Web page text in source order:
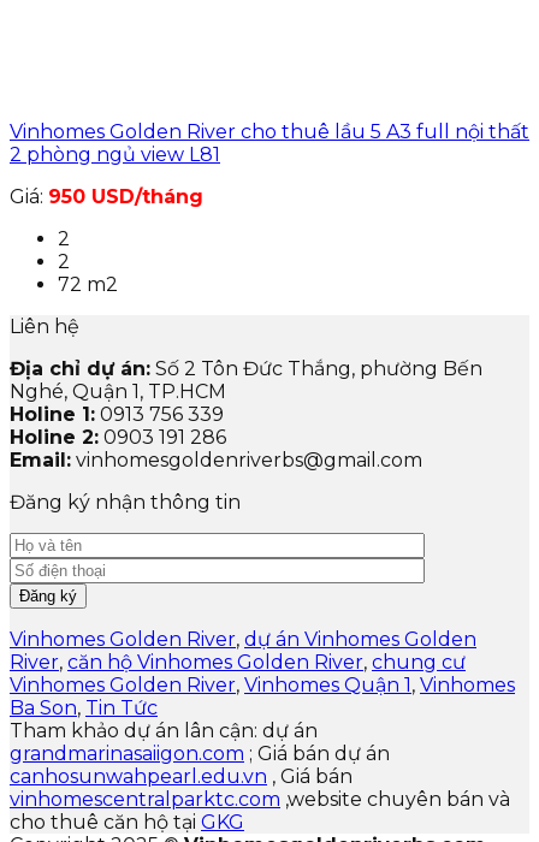
Vinhomes Golden River cho thuê lầu 5 A3 full nội thất
2 phòng ngủ view L81
Giá: 950 USD/tháng
2
2
72 m2
Liên hệ
Địa chỉ dự án: Số 2 Tôn Đức Thắng, phường Bến
Nghé, Quận 1, TP.HCM
Holine 1: 0913 756 339
Holine 2: 0903 191 286
Email: vinhomesgoldenriverbs@gmail.com
Đăng ký nhận thông tin
Vinhomes Golden River, dự án Vinhomes Golden
River, căn hộ Vinhomes Golden River, chung cư
Vinhomes Golden River, Vinhomes Quận 1 , Vinhomes
Ba Son, Tin Tức
Tham khảo dự án lân cận: dự án
grandmarinasaiigon.com ; Giá bán dự án
canhosunwahpearl.edu.vn , Giá bán
vinhomescentralparktc.com ,website chuyên bán và
cho thuê căn hộ tại GKG